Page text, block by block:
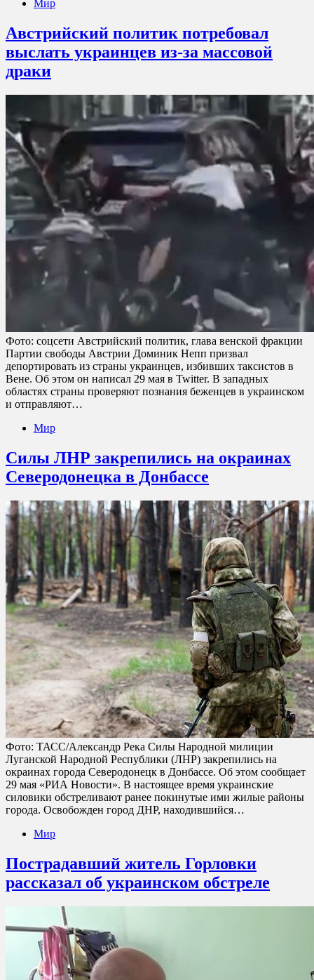
Мир
Австрийский политик потребовал
выслать украинцев из-за массовой
драки
Фото: соцсети Австрийский политик, глава венской фракции
Партии свободы Австрии Доминик Непп призвал
депортировать из страны украинцев, избивших таксистов в
Вене. Об этом он написал 29 мая в Twitter. В западных
областях страны проверяют познания беженцев в украинском
и отправляют…
Мир
Силы ЛНР закрепились на окраинах
Северодонецка в Донбассе
Фото: ТАСС/Александр Река Силы Народной милиции
Луганской Народной Республики (ЛНР) закрепились на
окраинах города Северодонецк в Донбассе. Об этом сообщает
29 мая «РИА Новости». В настоящее время украинские
силовики обстреливают ранее покинутые ими жилые районы
города. Освобожден город ДНР, находившийся…
Мир
Пострадавший житель Горловки
рассказал об украинском обстреле